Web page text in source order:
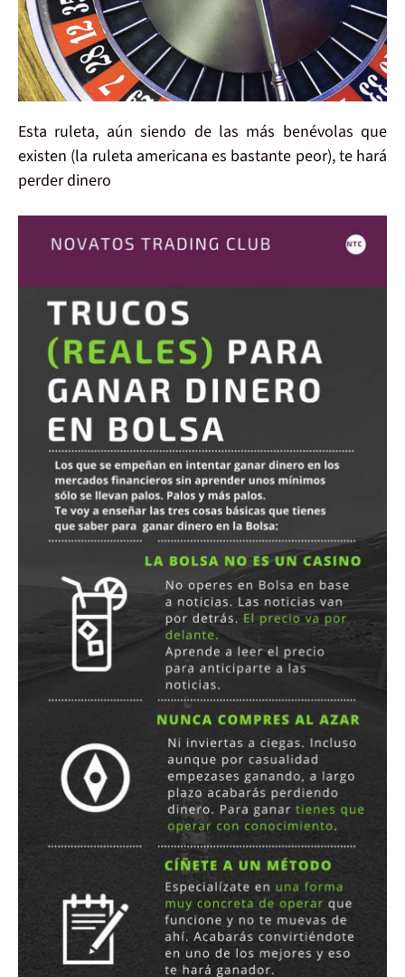
Esta ruleta, aún siendo de las más benévolas que
existen (la ruleta americana es bastante peor),te hará
perder dinero